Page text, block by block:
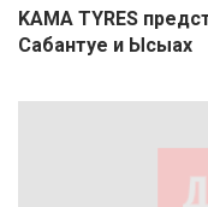
KAMA TYRES
Сабантуе и Ысыах